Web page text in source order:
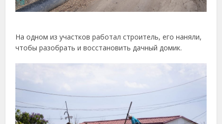
На одном из участков работал строитель, его наняли,
чтобы разобрать и восстановить дачный домик.